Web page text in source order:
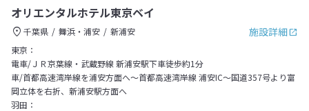
オリエンタルホテル東京ベイ
施設詳細
千葉県 舞浜・浦安
新浦安
東京：
電車/ＪＲ京葉線・武蔵野線 新浦安駅下車徒歩約1分
車/首都高速湾岸線を浦安方面へ～首都高速湾岸線 浦安IC～国道357号より富
岡立体を右折、新浦安駅方面へ
羽田：